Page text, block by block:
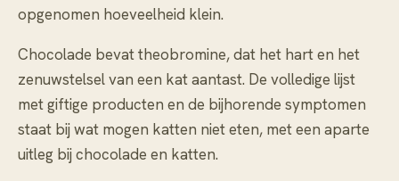
opgenomen hoeveelheid klein.
Chocolade bevat theobromine, dat het hart en het
zenuwstelsel van een kat aantast. De volledige lijst
met giftige producten en de bijhorende symptomen
staat bij wat mogen katten niet eten, met een aparte
uitleg bij chocolade en katten.